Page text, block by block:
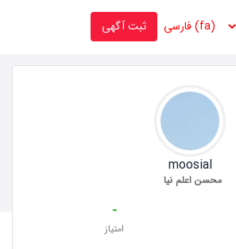
ثبت آگهی
moosial
محسن اعلم نیا
-
امتیاز